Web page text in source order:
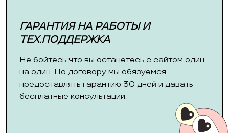
ГАРАНТИЯ НА РАБОТЫ И
ТЕХ.ПОДДЕРЖКА
Не бойтесь что вы останетесь с сайтом один
на один. По договору мы обязуемся
предоставлять гарантию 30 дней и давать
бесплатные консультации.